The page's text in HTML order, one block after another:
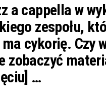
a cappella w
zespołu,
cykorię. Czy
zobaczyć
…